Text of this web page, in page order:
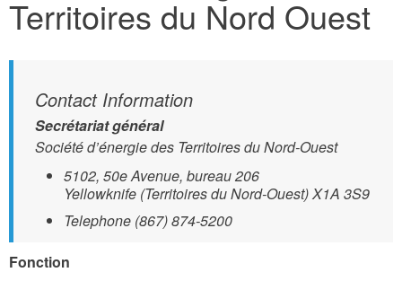
ici
Territoires du Nord Ouest
Contact Information
Secrétariat général
Société d’énergie des Territoires du Nord-Ouest
5102, 50e Avenue, bureau 206
Yellowknife (Territoires du Nord-Ouest) X1A 3S9
Telephone (867) 874-5200
Fonction